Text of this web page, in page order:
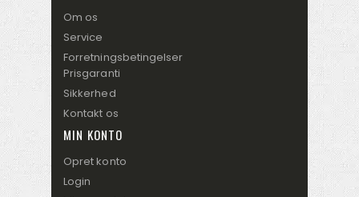
Om os
Service
Forretningsbetingelser
Prisgaranti
Sikkerhed
Kontakt os
MIN KONTO
Opret konto
Login